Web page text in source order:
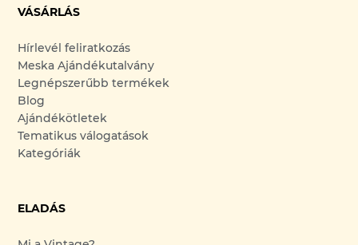
VÁSÁRLÁS
Hírlevél feliratkozás
Meska Ajándékutalvány
Legnépszerűbb termékek
Blog
Ajándékötletek
Tematikus válogatások
Kategóriák
ELADÁS